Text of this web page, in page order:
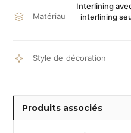
Matériau
Interlining
interlining
Style de décoration
Produits associés